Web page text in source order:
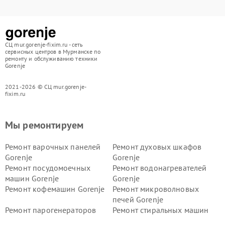
СЦ mur.gorenje-fixim.ru - сеть
сервисных центров в Мурманске по
ремонту и обслуживанию техники
Gorenje
2021-2026 © СЦ mur.gorenje-
fixim.ru
Мы ремонтируем
Ремонт варочных панелей
Gorenje
Ремонт духовых шкафов
Gorenje
Ремонт посудомоечных
машин Gorenje
Ремонт водонагревателей
Gorenje
Ремонт кофемашин Gorenje
Ремонт микроволновых
печей Gorenje
Ремонт парогенераторов
Ремонт стиральных машин